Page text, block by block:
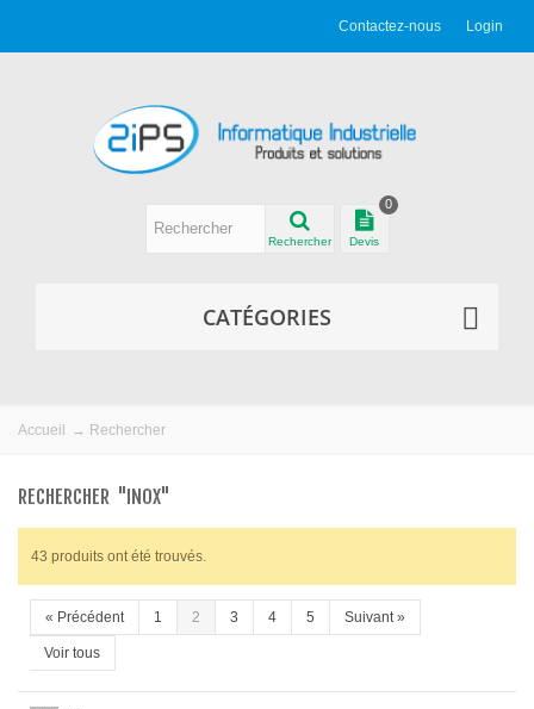
Login
Contactez-nous
Rechercher Devis
0
CATÉGORIES
Accueil → Rechercher
RECHERCHER "INOX"
43 produits ont été trouvés.
« Précédent 1 2 3 4 5 Suivant»
Voir tous